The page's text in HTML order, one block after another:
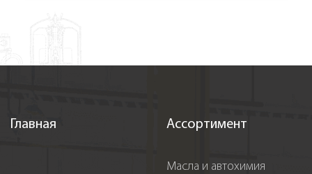
Главная Ассортимент
Масла и автохимия